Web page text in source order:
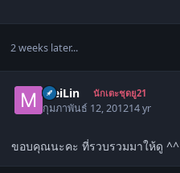
2 weeks later...
MeiLin นักเตะชุดยู21
กุมภาพันธ์ 12, 201214 yr
ขอบคุณนะคะ ที่รวบรวมมาให้ดู ^^